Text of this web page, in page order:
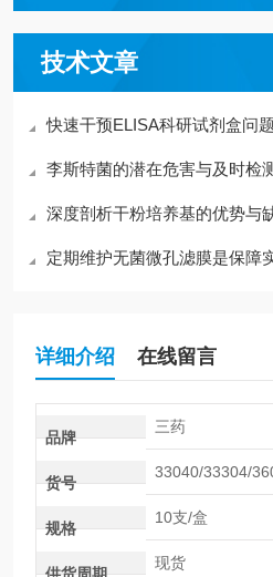
技术文章
快速干预ELISA科研试剂盒问题是
李斯特菌的潜在危害与及时检
深度剖析干粉培养基的优势与
定期维护无菌微孔滤膜是保障
详细介绍 在线留言
品牌
三药
货号
33040/33304/
规格
10支/盒
现货